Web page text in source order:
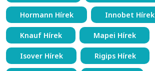
Hormann Hírek Innobet Hírek
Knauf Hírek Mapei Hírek
Isover Hírek Rigips Hírek